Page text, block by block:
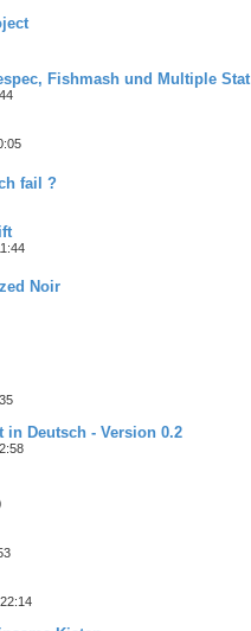
Fishmash und Multiple Stat
fail ?
Noir
in Deutsch - Version 0.2